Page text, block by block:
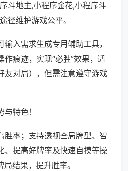
斗地主,小程序金花,小程序斗
径维护游戏公平。
入需求生成专用辅助工具，
作痕迹，实现“必胜”效果，适
友对局），但需注意遵守游戏
特色！
胜率；支持透视全局牌型、智
、提高好牌率及快速自摸等操
结果，提升胜率。